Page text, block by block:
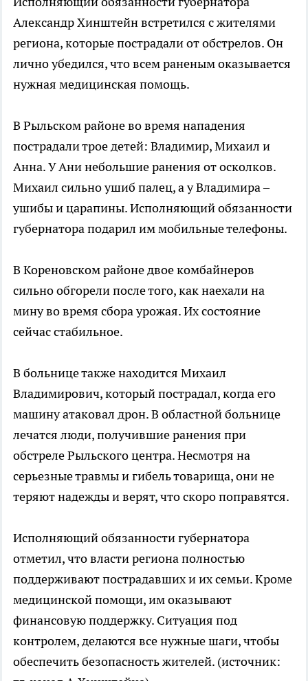
Александр Хинштейн встретился с жителями
региона, которые пострадали от обстрелов. Он
лично убедился, что всем раненым оказывается
нужная медицинская помощь.
В Рыльском районе во время нападения
пострадали трое детей: Владимир, Михаил и
Анна. У Ани небольшие ранения от осколков.
Михаил сильно ушиб палец, а у Владимира –
ушибы и царапины. Исполняющий обязанности
губернатора подарил им мобильные телефоны.
В Кореновском районе двое комбайнеров
сильно обгорели после того, как наехали на
мину во время сбора урожая. Их состояние
сейчас стабильное.
В больнице также находится Михаил
Владимирович, который пострадал, когда его
машину атаковал дрон. В областной больнице
лечатся люди, получившие ранения при
обстреле Рыльского центра. Несмотря на
серьезные травмы и гибель товарища, они не
теряют надежды и верят, что скоро поправятся.
Исполняющий обязанности губернатора
отметил, что власти региона полностью
поддерживают пострадавших и их семьи. Кроме
медицинской помощи, им оказывают
финансовую поддержку. Ситуация под
контролем, делаются все нужные шаги, чтобы
обеспечить безопасность жителей. (источник: